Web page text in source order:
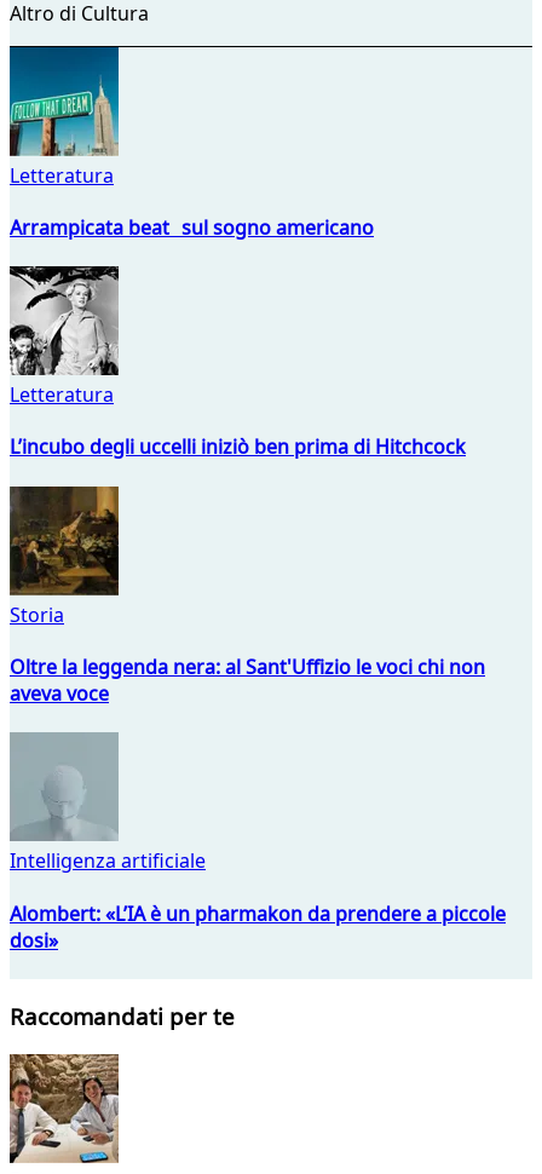
Altro di Cultura
Letteratura
Arrampicata beat sul sogno americano
Letteratura
L’incubo degli uccelli iniziò ben prima di Hitchcock
Storia
Oltre la leggenda nera: al Sant'Uffizio le voci chi non
aveva voce
Intelligenza artificiale
Alombert: «L’IA è un pharmakon da prendere a piccole
dosi»
Raccomandati per te